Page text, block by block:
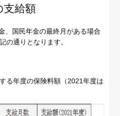
支給額
、国民年金の最終月がある場合
の通りとなります。
る年度の保険料額（2021年度は